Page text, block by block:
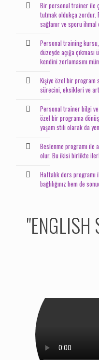
Bir personal trainer ile
tutmak oldukça
sağlanır ve sporu
Personal training
düzeyde açığa
kendini zorlamasını
Kişiye özel bir program
sürecini, eksikleri ve
Personal trainer bilgi
özel bir programa
yaşam stili olarak da
Beslenme programı ile
olur. Bu ikisi birlikte
Haftalık ders
bağlılığınız hem de
"ENGLISH